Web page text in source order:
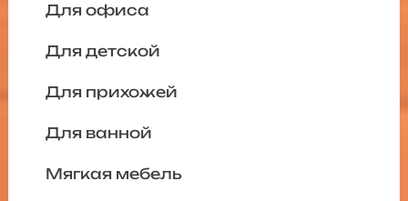
Для офиса
Для детской
Для прихожей
Для ванной
Мягкая мебель